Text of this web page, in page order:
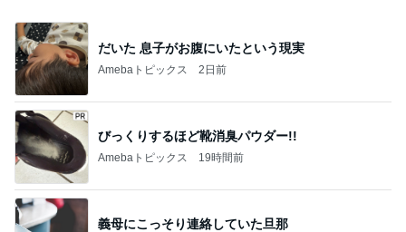
だいた 息子がお腹にいたという現実
Amebaトピックス 2日前
びっくりするほど靴消臭パウダー!!
Amebaトピックス 19時間前
義母にこっそり連絡していた旦那